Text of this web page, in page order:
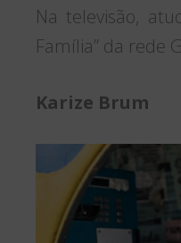
Na televisão,
Família” da rede
Karize Brum